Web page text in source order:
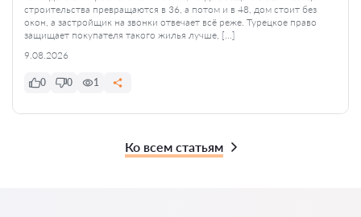
строительства превращаются в 36, а потом и в 48, дом стоит без
окон, а застройщик на звонки отвечает всё реже. Турецкое право
защищает покупателя такого жилья лучше, […]
9.08.2026
0 0 1
Ко всем статьям